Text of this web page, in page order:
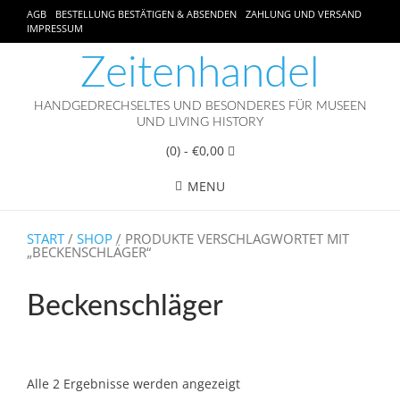
AGB BESTELLUNG BESTÄTIGEN & ABSENDEN
ZAHLUNG UND VERSAND
IMPRESSUM
Zeitenhandel
HANDGEDRECHSELTES UND BESONDERES FÜR MUSEEN
UND LIVING HISTORY
(0)- €0,00
MENU
START/ SHOP / PRODUKTE VERSCHLAGWORTET MIT
„BECKENSCHLÄGER“
Beckenschläger
Alle 2 Ergebnisse werden angezeigt